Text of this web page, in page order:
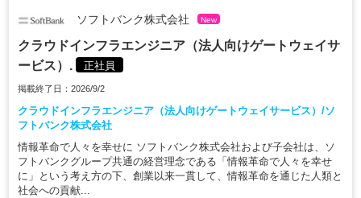
ソフトバンク株式会社 New
クラウドインフラエンジニア（法人向けゲートウェイサ
ービス）.
正社員
掲載終了日：2026/9/2
クラウドインフラエンジニア（法人向けゲートウェイサービス）/ソ
フトバンク株式会社
情報革命で人々を幸せに ソフトバンク株式会社および子会社は、ソ
フトバンクグループ共通の経営理念である「情報革命で人々を幸せ
に」という考え方の下、創業以来一貫して、情報革命を通じた人類と
社会への貢献...